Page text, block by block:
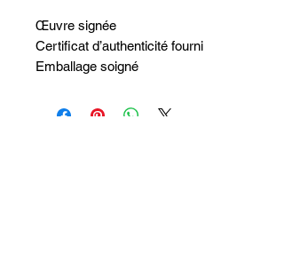
Œuvre signée
Certificat d’authenticité fourni
Emballage soigné